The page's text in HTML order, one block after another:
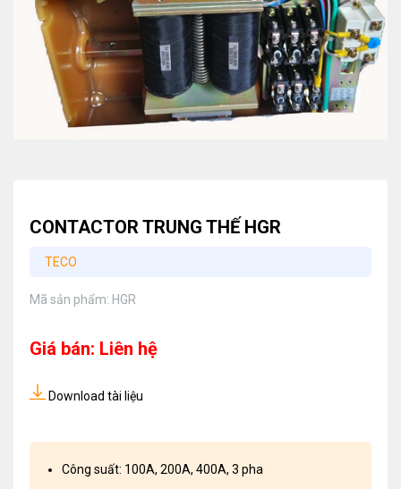
CONTACTOR TRUNG THẾ HGR
TECO
Mã sản phẩm: HGR
Giá bán: Liên hệ
Download tài liệu
Công suất: 100A, 200A, 400A, 3 pha